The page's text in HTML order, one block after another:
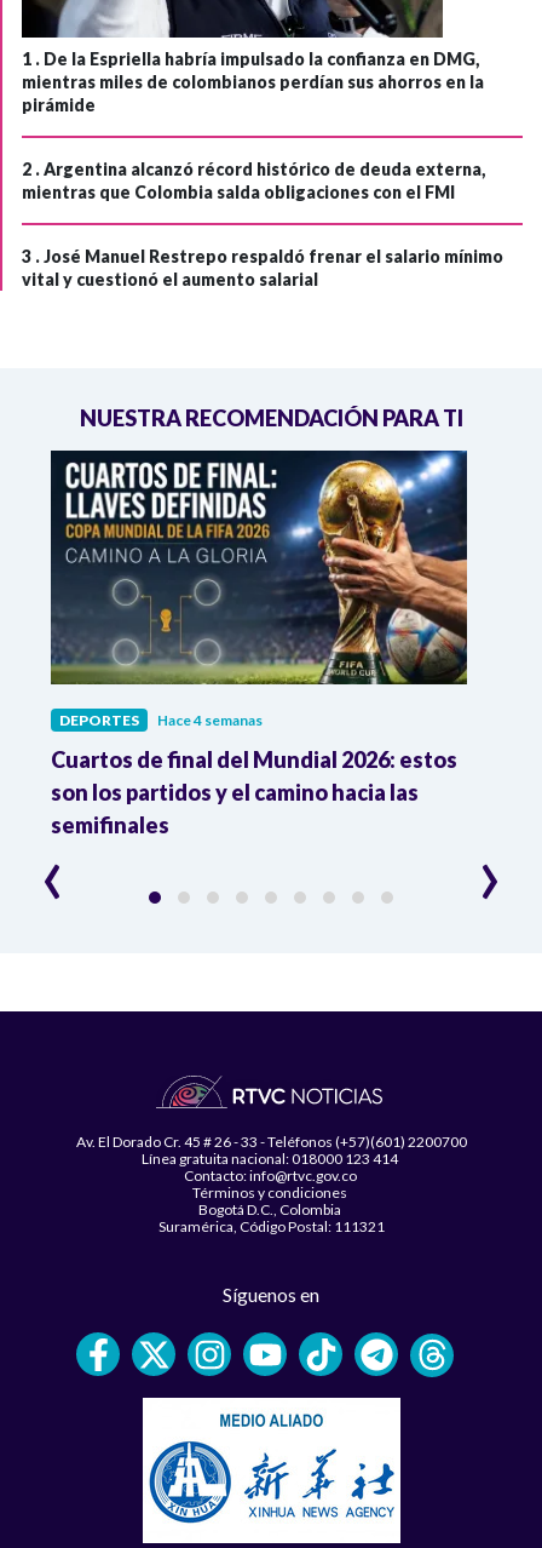
1 . De la Espriella habría impulsado la confianza en DMG,
mientras miles de colombianos perdían sus ahorros en la
pirámide
2 .Argentina alcanzó récord histórico de deuda externa,
mientras que Colombia salda obligaciones con el FMI
3 .José Manuel Restrepo respaldó frenar el salario mínimo
vital y cuestionó el aumento salarial
NUESTRA RECOMENDACIÓN PARA TI
DEPORTES Hace 4 semanas
Cuartos de final del Mundial 2026: estos
son los partidos y el camino hacia las
semifinales
‹ ›
Av. El Dorado Cr. 45 # 26 - 33 - Teléfonos (+57)(601) 2200700
Línea gratuita nacional: 018000 123 414
Contacto: info@rtvc.gov.co
Términos y condiciones
Bogotá D.C., Colombia
Suramérica, Código Postal: 111321
Síguenos en